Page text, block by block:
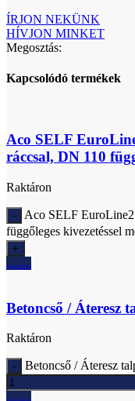
ÍRJON NEKÜNK
HÍVJON MINKET
Megosztás:
Kapcsolódó termékek
Aco SELF
ráccsal, DN 110
Raktáron
Aco SELF
függőleges kivezetéssel
Ajánlatkérés
Betoncső / Áteresz
Raktáron
Betoncső / Áteresz